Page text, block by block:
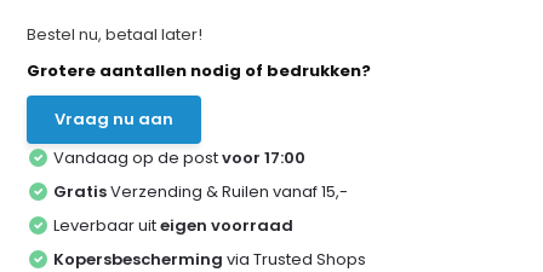
Bestel nu, betaal later!
Grotere aantallen nodig of bedrukken?
Vraag nu aan
Vandaag op de postvoor 17:00
GratisVerzending & Ruilen vanaf 15,-
Leverbaar uiteigen voorraad
Kopersbescherming via Trusted Shops